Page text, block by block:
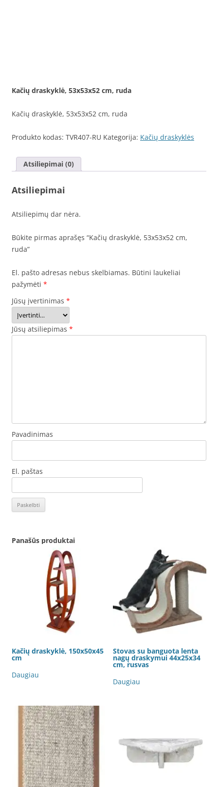
Kačių draskyklė, 53x53x52 cm, ruda
Kačių draskyklė, 53x53x52 cm, ruda
Produkto kodas: TVR407-RU Kategorija: Kačių draskyklės
Atsiliepimai (0)
Atsiliepimai
Atsiliepimų dar nėra.
Būkite pirmas aprašęs “Kačių draskyklė, 53x53x52 cm,
ruda”
El. pašto adresas nebus skelbiamas. Būtini laukeliai
pažymėti *
Jūsų įvertinimas *
Jūsų atsiliepimas *
Pavadinimas
El. paštas
Panašūs produktai
Kačių draskyklė, 150x50x45
cm
Daugiau
Stovas su banguota lenta
nagų draskymui 44x25x34
cm, rusvas
Daugiau